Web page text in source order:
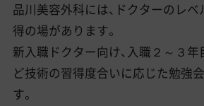
品川美容外科には、ドクターのレ
得の場があります。
新入職ドクター向け、入職２～３
ど技術の習得度合いに応じた勉強
す。